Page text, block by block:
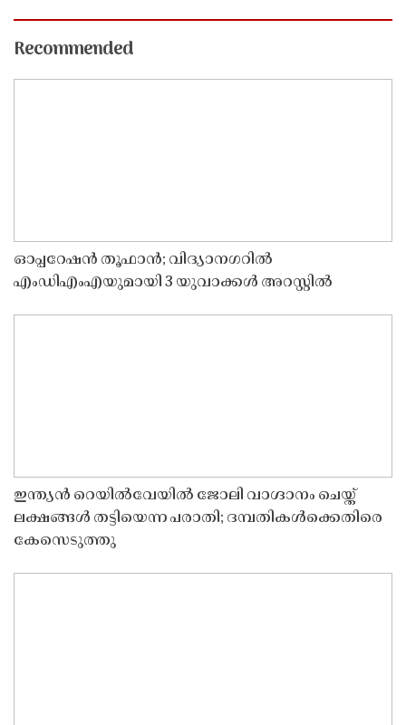
Recommended
ഓപ്പറേഷൻ തൂഫാൻ; വിദ്യാനഗറിൽ
എംഡിഎംഎയുമായി 3 യുവാക്കൾ അറസ്റ്റിൽ
ഇന്ത്യൻ റെയിൽവേയിൽ ജോലി വാഗ്ദാനം ചെയ്ത്
ലക്ഷങ്ങൾ തട്ടിയെന്ന പരാതി; ദമ്പതികൾക്കെതിരെ
കേസെടുത്തു